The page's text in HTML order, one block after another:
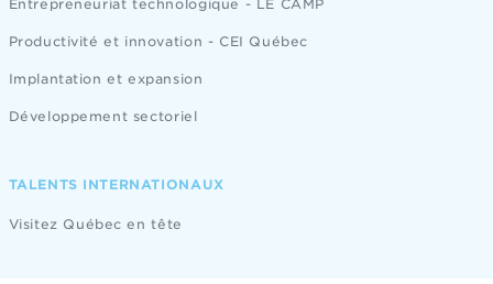
Entrepreneuriat technologique - LE CAMP
Productivité et innovation - CEI Québec
Implantation et expansion
Développement sectoriel
TALENTS INTERNATIONAUX
Visitez Québec en tête